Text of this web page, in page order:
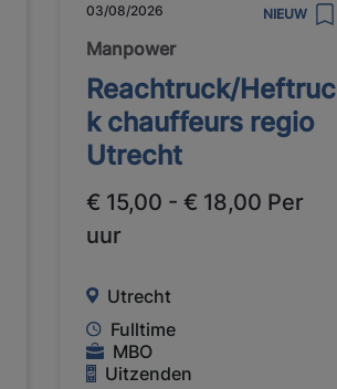
03/08/2026 NIEUW
Manpower
Reachtruck/Heftruc
k chauffeurs regio
Utrecht
€ 15,00 - € 18,00 Per
uur
Utrecht
Fulltime
MBO
Uitzenden